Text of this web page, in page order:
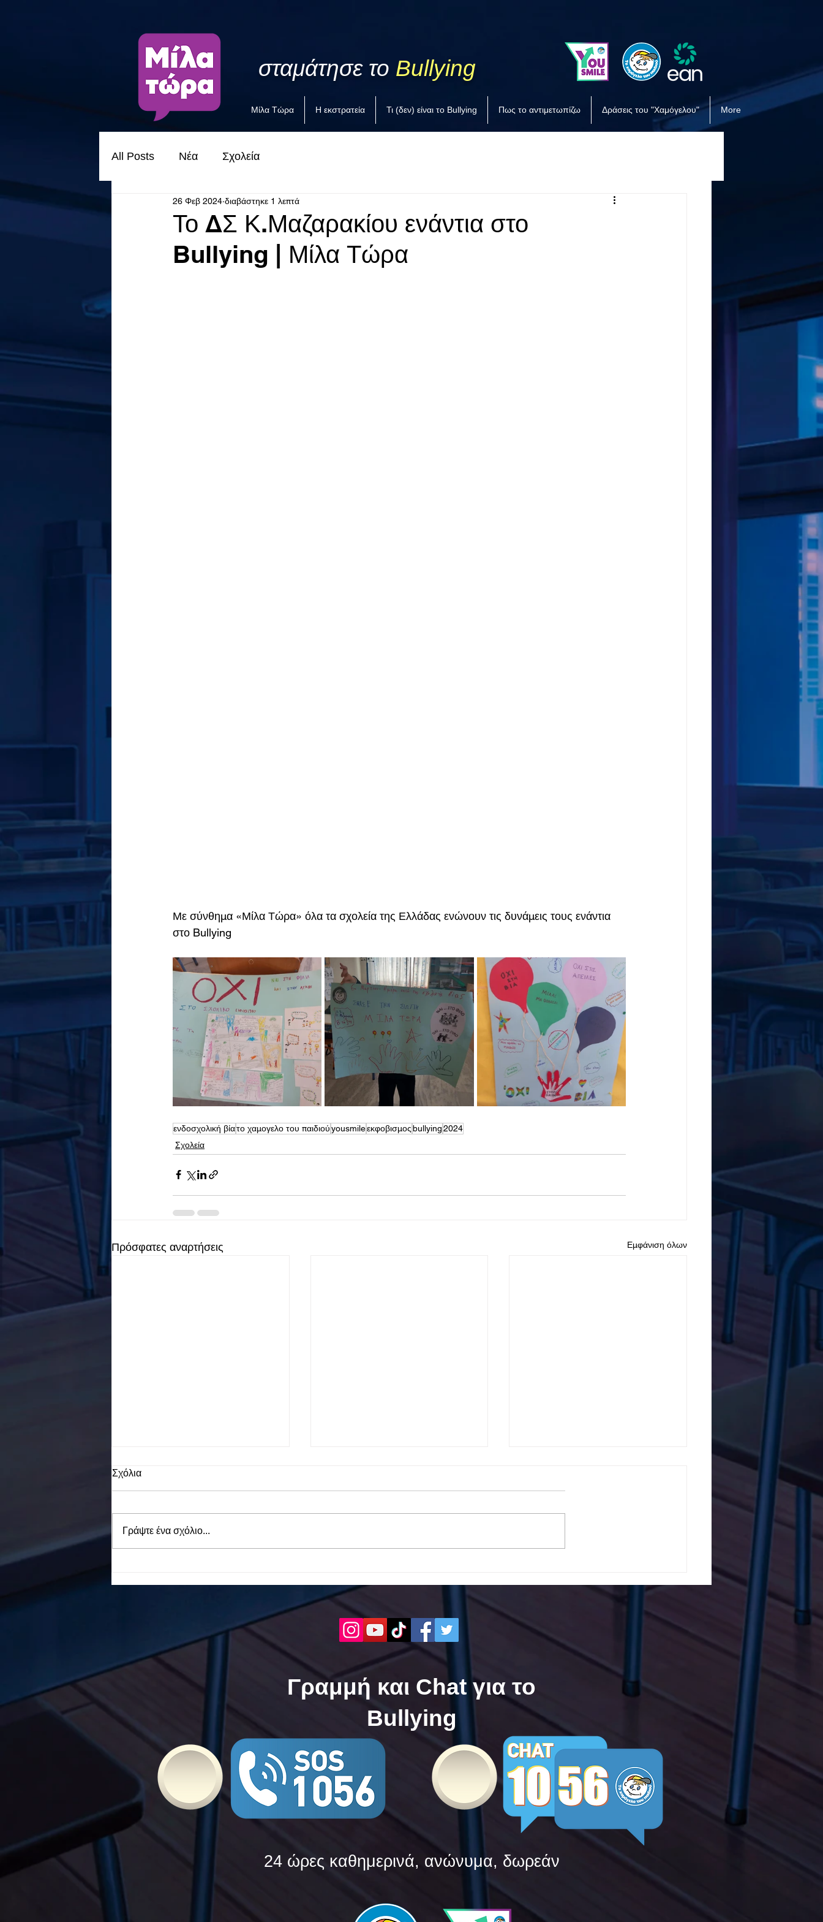
σταμάτησε το Bullying
Μίλα Τώρα Η εκστρατεία Τι (δεν) είναι το Bullying Πως το αντιμετωπίζω Δράσεις του "Χαμόγελου" More
All Posts Νέα Σχολεία
Το ΔΣ Κ.Μαζαρακίου ενάντια στο
Bullying | Μίλα Τώρα
26 Φεβ 2024 διαβάστηκε 1 λεπτά
Με σύνθημα «Μίλα Τώρα» όλα τα σχολεία της Ελλάδας ενώνουν τις δυνάμεις τους ενάντια
στο Bullying
ενδοσχολική βίατο χαμογελο του παιδιούyousmileεκφοβισμοςbullying2024
Σχολεία
Πρόσφατες αναρτήσεις Εμφάνιση όλων
δυνάμεις τους ενάντια στο
Bullying
Τώρα. Με σύνθημα "Μίλα
Τώρα" όλα τα σχολεία της
Ελλάδας ενώνουν τις
δυνάμεις τους ενάντια στο
| Μίλα Τώρα. Με σύνθημα
δυνάμεις τους ενάντια στο
Bullying
Σχόλια
Γράψτε ένα σχόλιο...
Γραμμή και Chat για το
Bullying
24 ώρες καθημερινά, ανώνυμα, δωρεάν